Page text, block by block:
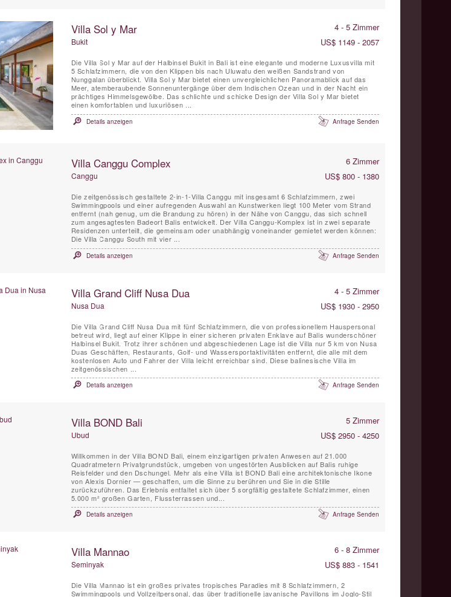
Villa Sol y Mar 4 - 5 Zimmer
Bukit US$ 1149 - 2057
Die Villa Sol y Mar auf der Halbinsel Bukit in Bali ist eine elegante und moderne Luxusvilla mit
5 Schlafzimmern, die von den Klippen bis nach Uluwatu den weißen Sandstrand von
Nunggalan überblickt. Villa Sol y Mar bietet einen unvergleichlichen Panoramablick auf das
Meer, atemberaubende Sonnenuntergänge über dem Indischen Ozean und in der Nacht ein
prächtiges Himmelsgewölbe. Das schlichte und schicke Design der Villa Sol y Mar bietet
einen komfortablen und luxuriösen ...
Details anzeigen Anfrage Senden
Villa Canggu Complex 6 Zimmer
Canggu US$ 800 - 1380
Die zeitgenössisch gestaltete 2-in-1-Villa Canggu mit insgesamt 6 Schlafzimmern, zwei
Swimmingpools und einer aufregenden Auswahl an Kunstwerken liegt 100 Meter vom Strand
entfernt (nah genug, um die Brandung zu hören) in der Nähe von Canggu, das sich schnell
zum angesagtesten Badeort Balis entwickelt. Der Villa Canggu-Komplex ist in zwei separate
Residenzen unterteilt, die gemeinsam oder unabhängig voneinander gemietet werden können:
Die Villa Canggu South mit vier ...
Details anzeigen Anfrage Senden
Villa Grand Cliff Nusa Dua 4 - 5 Zimmer
Nusa Dua US$ 1930 - 2950
Die Villa Grand Cliff Nusa Dua mit fünf Schlafzimmern, die von professionellem Hauspersonal
betreut wird, liegt auf einer Klippe in einer sicheren privaten Enklave auf Balis wunderschöner
Halbinsel Bukit. Trotz ihrer schönen und abgeschiedenen Lage ist die Villa nur 5 km von Nusa
Duas Geschäften, Restaurants, Golf- und Wassersportaktivitäten entfernt, die alle mit dem
kostenlosen Auto und Fahrer der Villa leicht erreichbar sind. Diese balinesische Villa im
zeitgenössischen ...
Details anzeigen Anfrage Senden
Villa BOND Bali 5 Zimmer
Ubud US$ 2950 - 4250
Willkommen in der Villa BOND Bali, einem einzigartigen privaten Anwesen auf 21.000
Quadratmetern Privatgrundstück, umgeben von ungestörten Ausblicken auf Balis ruhige
Reisfelder und den Dschungel. Mehr als eine Villa ist BOND Bali eine architektonische Ikone
von Alexis Dornier — geschaffen, um die Sinne zu berühren und Sie in die Stille
zurückzuführen. Das Erlebnis entfaltet sich über 5 sorgfältig gestaltete Schlafzimmer, einen
5.000 m² großen Garten, Flussterrassen und...
Details anzeigen Anfrage Senden
Villa Mannao 6 - 8 Zimmer
Seminyak US$ 883 - 1541
Die Villa Mannao ist ein großes privates tropisches Paradies mit 8 Schlafzimmern, 2
Swimmingpools und Vollzeitpersonal, das über traditionelle javanische Pavillons im Joglo-Stil